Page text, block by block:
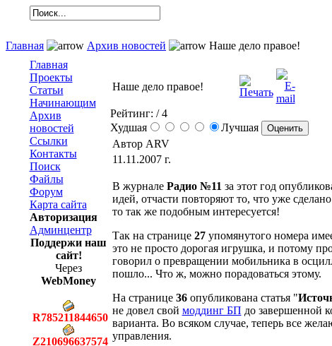
Главная Архив новостей Наше дело правое!
Главная
Проекты
Статьи
Начинающим
Архив
новостей
Ссылки
Контакты
Поиск
Файлы
Форум
Карта сайта
Авторизация
Админцентр
Поддержи наш
сайт!
Через
WebMoney
R785211844650
Z210696637574
Наше дело правое!
Рейтинг: / 4
Худшая
Лучшая
Автор ARV
11.11.2007 г.
В журнале Радио №11 за этот год
идей, отчасти повторяют то, что уже
то так же подобным интересуется!
Так на странице 27упомянутого номера
это не просто дорогая игрушка, и потому
говорил о превращении мобильника в
пошло... Что ж, можно порадоваться этому.
На странице 36опубликована статья "
не довел свой моддинг БП до завершенной
варианта. Во всяком случае, теперь все
управления.